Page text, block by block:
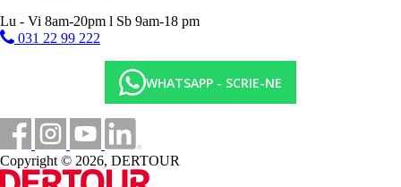
Lu - Vi 8am-20pm l Sb 9am-18 pm
031 22 99 222
WHATSAPP - SCRIE-NE
Copyright © 2026, DERTOUR